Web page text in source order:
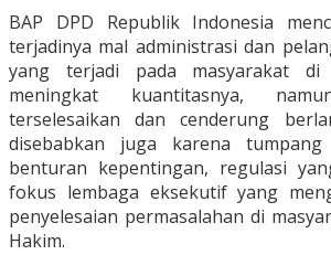
BAP DPD Republik Indonesia
terjadinya mal administrasi dan
yang terjadi pada masyarakat di
meningkat kuantitasnya,
terselesaikan dan cenderung
disebabkan juga karena
benturan kepentingan, regulasi
fokus lembaga eksekutif yang
penyelesaian permasalahan di
Hakim.